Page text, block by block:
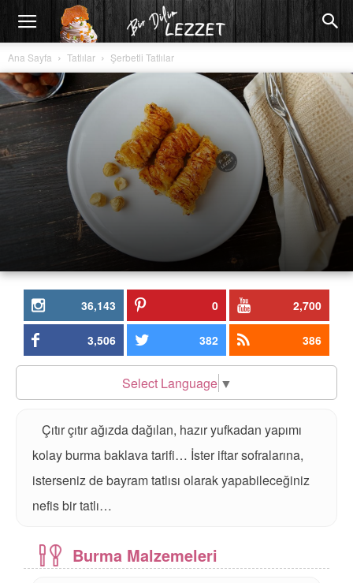
Ana Sayfa Tatlılar Şerbetli Tatlılar
36,143 0 2,700
3,506 382 386
Select Language ▼
Çıtır çıtır ağızda dağılan, hazır yufkadan yapımı
kolay burma baklava tarifi… İster iftar sofralarına,
isterseniz de bayram tatlısı olarak yapabileceğiniz
nefis bir tatlı…
Burma Malzemeleri